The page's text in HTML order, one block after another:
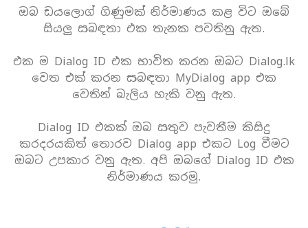
ඔබ ඩයලොග් ගිණුමක් නිර්මාණය කළ විට ඔබේ
සියලු සබඳතා එක තැනක පවතිනු ඇත.
එක ම Dialog ID එක භාවිත කරන ඔබට Dialog.lk
වෙත එක් කරන සබඳතා MyDialog app එක
වෙතින් බැලිය හැකි වනු ඇත.
Dialog ID එකක් ඔබ සතුව පැවතීම කිසිදු
කරදරයකිත් තොරව Dialog app එකට Log වීමට
ඔබට උපකාර වනු ඇත. අපි ඔබගේ Dialog ID එක
නිර්මාණය කරමු.